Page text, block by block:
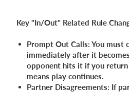
Was kostet es?
Key "In/Out" Related Rule
Prompt Out Calls: You must
immediately after it
opponent hits it if you
means play continues.
Partner Disagreements: If